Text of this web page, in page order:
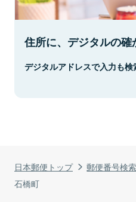
日本郵便トップ 郵便番号検索
石橋町
住所に、デジタルの確
デジタルアドレスで入力も検